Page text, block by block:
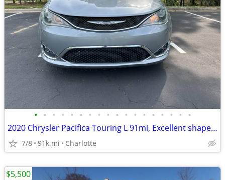
• • • • • • • • • • • • • • • • • •
2020 Chrysler Pacifica Touring L 91mi, Excellent shape! Make an offer!
7/8 91k mi Charlotte
$5,500